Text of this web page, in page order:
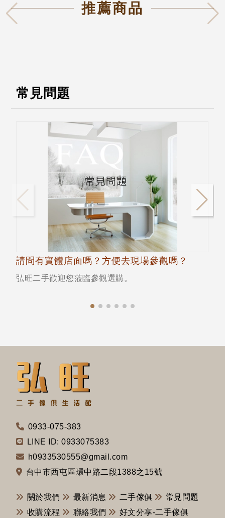
推薦商品
常見問題
請問有實體店面嗎？方便去現場參觀嗎？
弘旺二手歡迎您蒞臨參觀選購。
0933-075-383
LINE ID: 0933075383
h0933530555@gmail.com
台中市西屯區環中路二段1388之15號
關於我們 最新消息 二手傢俱
常見問題
收購流程
聯絡我們 好文分享-二手傢俱